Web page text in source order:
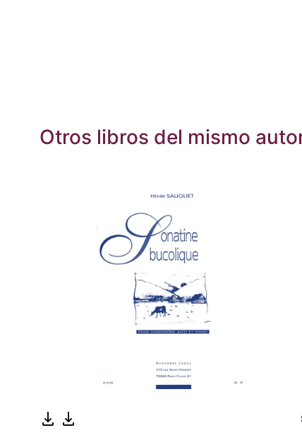
Otros libros del mismo